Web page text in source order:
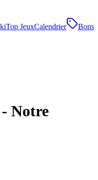
Top JeuxCalendrier
Bons
Notre